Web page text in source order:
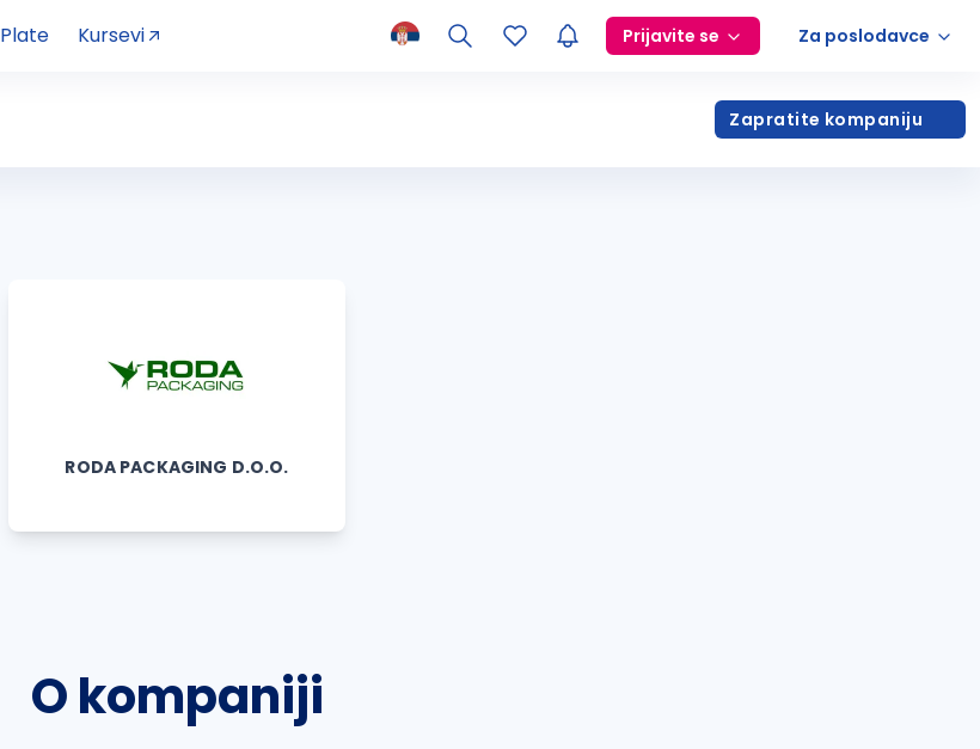
Plate Kursevi Prijavite se Za poslodavce
Zapratite kompaniju
RODA PACKAGING D.O.O.
O kompaniji